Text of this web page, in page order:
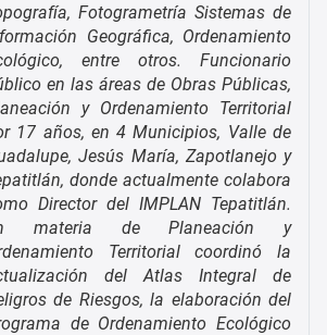
Fotogrametría Sistemas de
Geográfica, Ordenamiento
entre otros. Funcionario
en las áreas de Obras Públicas,
y Ordenamiento Territorial
17 años, en 4 Municipios, Valle de
Jesús María, Zapotlanejo y
donde actualmente colabora
Director del IMPLAN Tepatitlán.
materia de Planeación y
Territorial coordinó la
del Atlas Integral de
de Riesgos, la elaboración del
de Ordenamiento Ecológico